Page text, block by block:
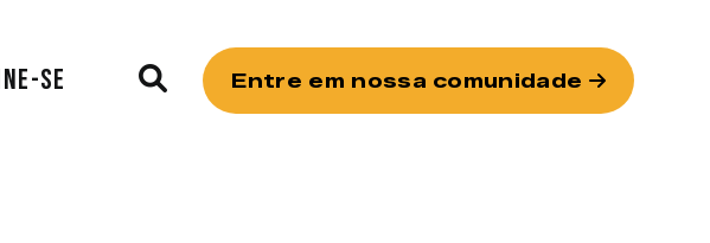
SE Entre em nossa comunidade